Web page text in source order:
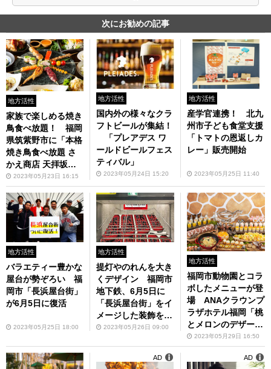
次にお勧めの記事
地方活性
家族で楽しめる焼き
鳥食べ放題！ 福岡
県筑紫野市に「本格
焼き鳥食べ放題 さ
かえ商店 天拝坂
店」6月1日オープン
2023年05月23日 16:15
地方活性
国内外の様々なクラ
フトビールが集結！
「プレアデス ワ
ールドビールフェス
ティバル」
2023年05月24日 15:20
地方活性
産学官連携！ 北九
州市子ども食堂支援
「トマトの恩返しカ
レー」販売開始
2023年05月25日 11:40
地方活性
バラエティー豊かな
屋台が勢ぞろい 福
岡市「長浜屋台街」
が6月5日に復活
2023年05月25日 18:00
地方活性
提灯やのれんを大き
くデザイン 福岡市
地下鉄、6月5日に
「長浜屋台街」をイ
メージした装飾を実
施2023年05月26日 09:00
地方活性
福岡市動物園とコラ
ボしたメニューが登
場 ANAクラウンプ
ラザホテル福岡「桃
とメロンのデザート
ビュッフェ ～SWEE
ZOO～」6月3日～8
月27日開催
2023年05月29日 16:50
AD AD